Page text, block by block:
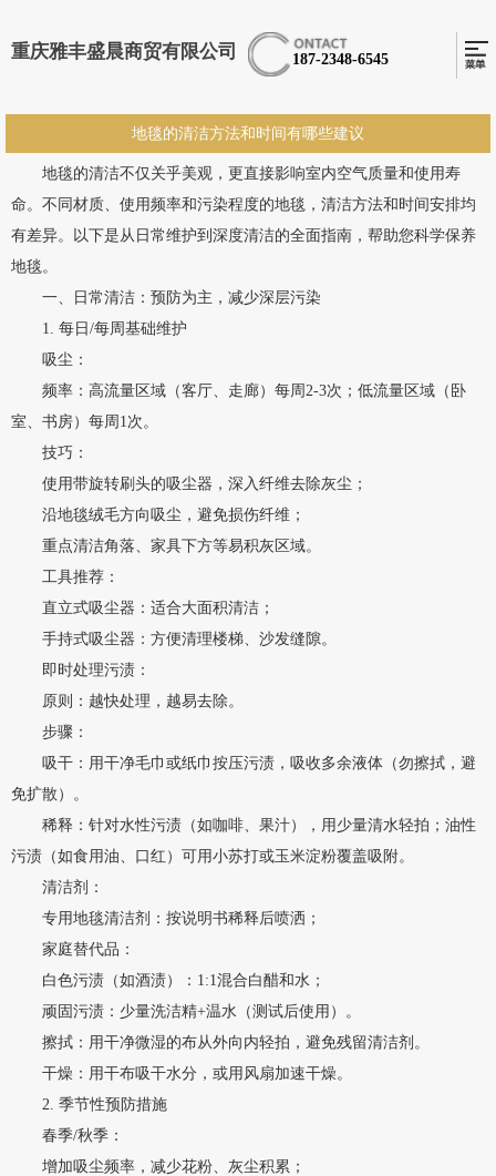
重庆雅丰盛晨商贸有限公司 187-2348-6545
地毯的清洁方法和时间有哪些建议
地毯的清洁不仅关乎美观，更直接影响室内空气质量和使用寿
命。不同材质、使用频率和污染程度的地毯，清洁方法和时间安排均
有差异。以下是从日常维护到深度清洁的全面指南，帮助您科学保养
地毯。
一、日常清洁：预防为主，减少深层污染
1. 每日/每周基础维护
吸尘：
频率：高流量区域（客厅、走廊）每周2-3次；低流量区域（卧
室、书房）每周1次。
技巧：
使用带旋转刷头的吸尘器，深入纤维去除灰尘；
沿地毯绒毛方向吸尘，避免损伤纤维；
重点清洁角落、家具下方等易积灰区域。
工具推荐：
直立式吸尘器：适合大面积清洁；
手持式吸尘器：方便清理楼梯、沙发缝隙。
即时处理污渍：
原则：越快处理，越易去除。
步骤：
吸干：用干净毛巾或纸巾按压污渍，吸收多余液体（勿擦拭，避
免扩散）。
稀释：针对水性污渍（如咖啡、果汁），用少量清水轻拍；油性
污渍（如食用油、口红）可用小苏打或玉米淀粉覆盖吸附。
清洁剂：
专用地毯清洁剂：按说明书稀释后喷洒；
家庭替代品：
白色污渍（如酒渍）：1:1混合白醋和水；
顽固污渍：少量洗洁精+温水（测试后使用）。
擦拭：用干净微湿的布从外向内轻拍，避免残留清洁剂。
干燥：用干布吸干水分，或用风扇加速干燥。
2. 季节性预防措施
春季/秋季：
增加吸尘频率，减少花粉、灰尘积累；